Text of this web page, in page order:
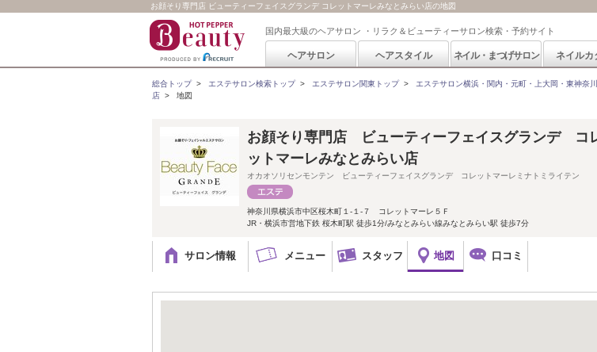
お顔そり専門店 ビューティーフェイスグランデ コレットマーレみなとみらい店の地図
国内最大級のヘアサロン ・リラク＆ビューティーサロン検索・予約サイト
ヘアサロン ヘアスタイル ネイル・まつげサロン ネイルカ
総合トップ> エステサロン検索トップ> エステサロン関東トップ> エステサロン横浜・関内・元町・上大岡・東神奈
店 > 地図
お顔そり専門店 ビューティーフェイスグランデ コ
ットマーレみなとみらい店
オカオソリセンモンテン ビューティーフェイスグランデ コレットマーレミナトミライテン
神奈川県横浜市中区桜木町１‐１‐７ コレットマーレ５Ｆ
JR・横浜市営地下鉄 桜木町駅 徒歩1分/みなとみらい線みなとみらい駅 徒歩7分
サロン情報 メニュー スタッフ 地図 口コミ